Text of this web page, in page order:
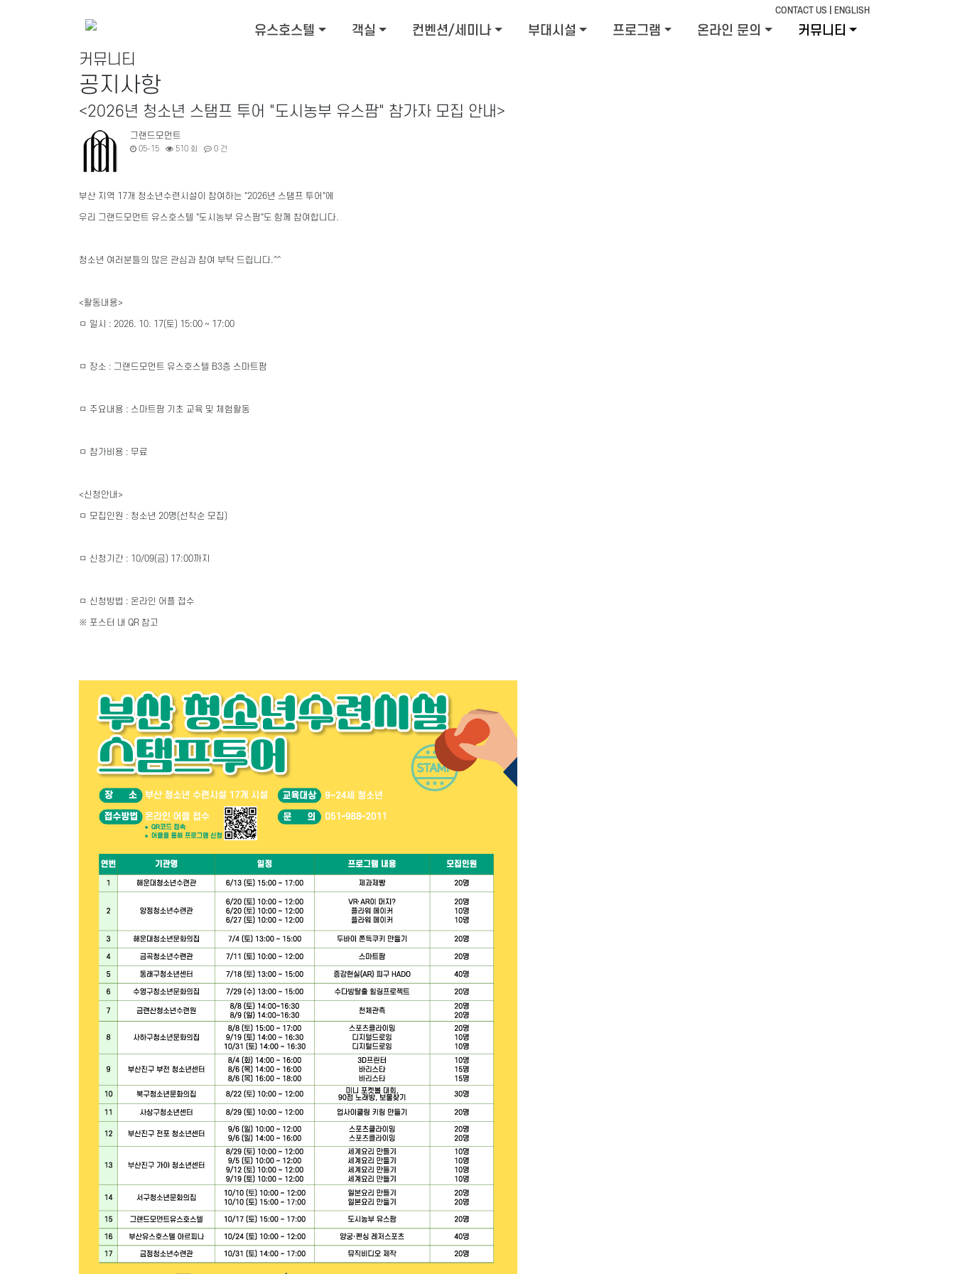
CONTACT US ENGLISH
유스호스텔 객실 컨벤션/세미나 부대시설 프로그램 온라인 문의 커뮤니티
커뮤니티
공지사항
<2026년 청소년 스탬프 투어 "도시농부 유스팜" 참가자 모집 안내>
그랜드모먼트
05-15 510 회 0 건
부산 지역 17개 청소년수련시설이 참여하는 "2026년 스탬프 투어"에
우리 그랜드모먼트 유스호스텔 "도시농부 유스팜"도 함께 참여합니다.
청소년 여러분들의 많은 관심과 참여 부탁 드립니다.^^
<활동내용>
ㅁ 일시 : 2026. 10. 17(토) 15:00 ~ 17:00
ㅁ 장소 : 그랜드모먼트 유스호스텔 B3층 스마트팜
ㅁ 주요내용 : 스마트팜 기초 교육 및 체험활동
ㅁ 참가비용 : 무료
<신청안내>
ㅁ 모집인원 : 청소년 20명(선착순 모집)
ㅁ 신청기간 : 10/09(금) 17:00까지
ㅁ 신청방법 : 온라인 어플 접수
※ 포스터 내 QR 참고